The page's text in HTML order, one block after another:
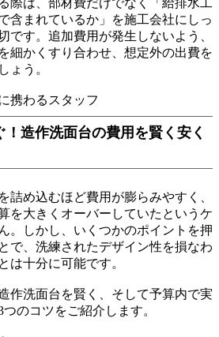
際は、部材費だけでなく「給排水工
含まれているか」を施工会社にしっ
です。追加費用が発生しないよう、
細かくすり合わせ、想定外の出費を
ょう。
造作洗面台の費用を賢く安く
詰め込むほど費用が膨らみやすく、
を大きくオーバーしていたというケ
。しかし、いくつかのポイントを押
で、洗練されたデザイン性を損なわ
は十分に可能です。
作洗面台を賢く、そして予算内で実
のコツをご紹介します。